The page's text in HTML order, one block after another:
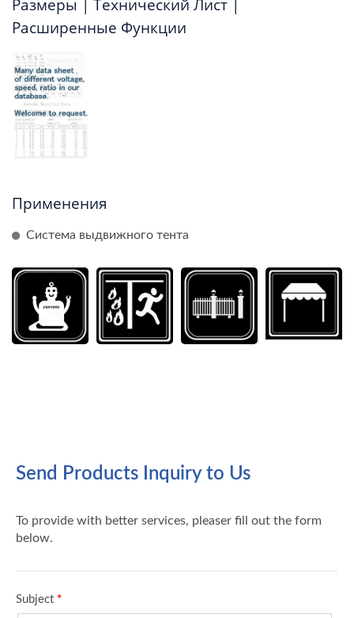
Размеры | Технический Лист |
Расширенные Функции
Применения
Система выдвижного тента